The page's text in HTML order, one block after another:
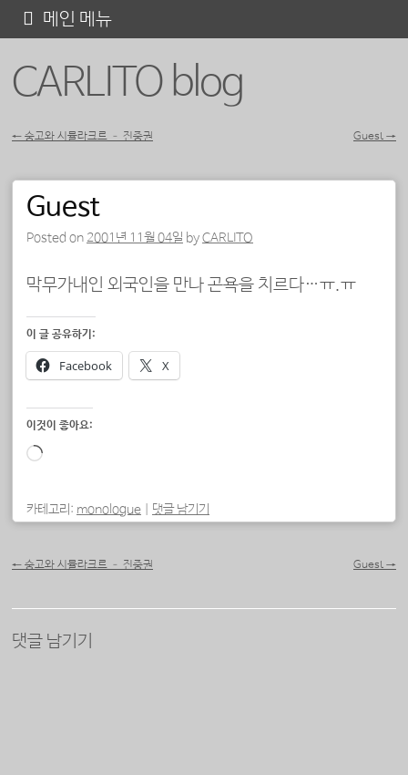
CARLITO blog
메인 메뉴
텐
← 숭고와 시뮬라크르 – 진중권 Guest →
Guest
Posted on 2001년 11월 04일 byCARLITO
막무가내인 외국인을 만나 곤욕을 치르다…ㅠ.ㅠ
이 글 공유하기:
Facebook X
이것이 좋아요:
로
중...
카테고리: monologue 댓글 남기기
← 숭고와 시뮬라크르 – 진중권 Guest →
댓글 남기기